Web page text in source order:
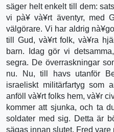
säger helt enkelt till dem:
vi pà¥ và¥rt äventyr, med
välgörare. Vi har aldrig
till Gud, và¥rt folk, và¥ra
barn. Idag gör vi
segra. De överraskningar
nu. Nu, till havs utanför
israeliskt militärfartyg som
anföll và¥rt folks hem, và¥r
kommer att sjunka, och ta
soldater med sig. Detta är
sägas innan slutet. Fred vare